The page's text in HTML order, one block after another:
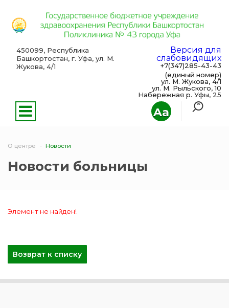
Aa
450099, Республика
Башкортостан, г. Уфа, ул. М.
Жукова, 4/1
Версия для
слабовидящих
+7(347)285-43-43
(единый номер)
ул. М. Жукова, 4/1
ул. М. Рыльского, 10
Набережная р. Уфы, 25
О центре Новости
Новости больницы
Элемент не найден!
Возврат к списку